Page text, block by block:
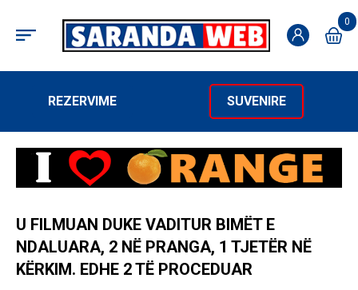
0
REZERVIME SUVENIRE
U FILMUAN DUKE VADITUR BIMËT E
NDALUARA, 2 NË PRANGA, 1 TJETËR NË
KËRKIM. EDHE 2 TË PROCEDUAR